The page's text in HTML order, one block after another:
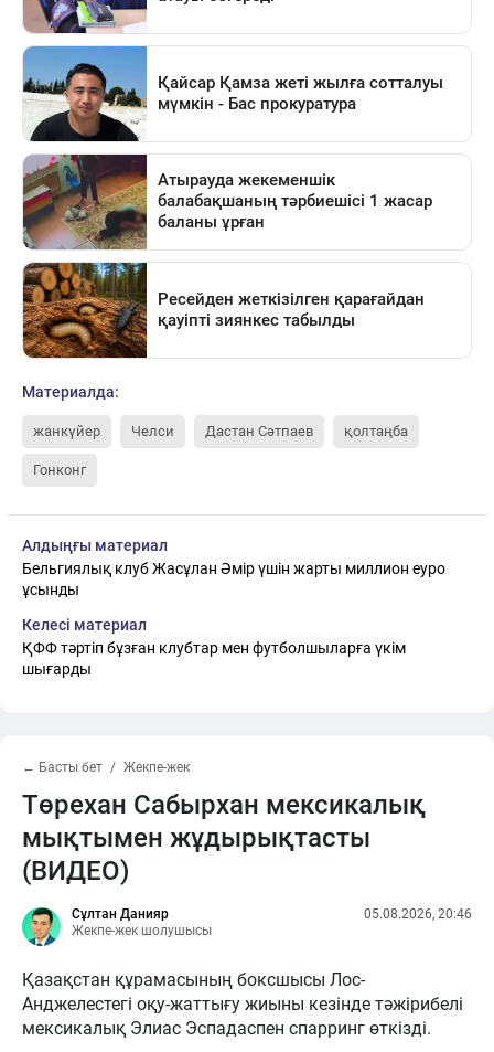
Материалда:
жанкүйер Челси Дастан Сәтпаев қолтаңба
Гонконг
Алдыңғы материал
Бельгиялық клуб Жасұлан Әмір үшін жарты миллион еуро
ұсынды
Келесі материал
ҚФФ тәртіп бұзған клубтар мен футболшыларға үкім
шығарды
← Басты бет Жекпе-жек
Төрехан Сабырхан мексикалық
мықтымен жұдырықтасты
(ВИДЕО)
Сұлтан Данияр
Жекпе-жек шолушысы
05.08.2026, 20:46
Қазақстан құрамасының боксшысы Лос-
Анджелестегі оқу-жаттығу жиыны кезінде тәжірибелі
мексикалық Элиас Эспадаспен спарринг өткізді.